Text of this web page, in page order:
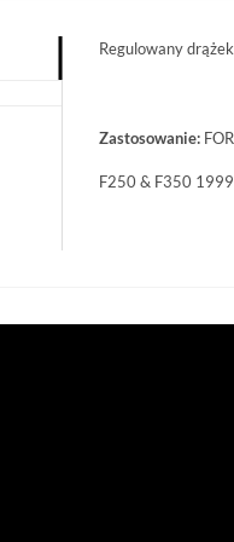
Regulowany
Zastosowanie:
F250 & F350